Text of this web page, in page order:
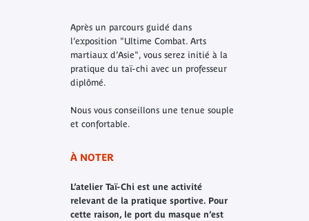
Après un parcours guidé dans
l’exposition "Ultime Combat. Arts
martiaux d’Asie", vous serez initié à la
pratique du taï-chi avec un professeur
diplômé.
Nous vous conseillons une tenue souple
et confortable.
À NOTER
L’atelier Taï-Chi est une activité
relevant de la pratique sportive. Pour
cette raison, le port du masque n’est